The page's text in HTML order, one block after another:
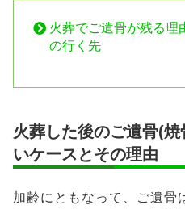
火葬でご遺骨が残る理
の行く先
火葬した後のご遺骨(
いケースとその理由
加齢にともなって、ご遺骨